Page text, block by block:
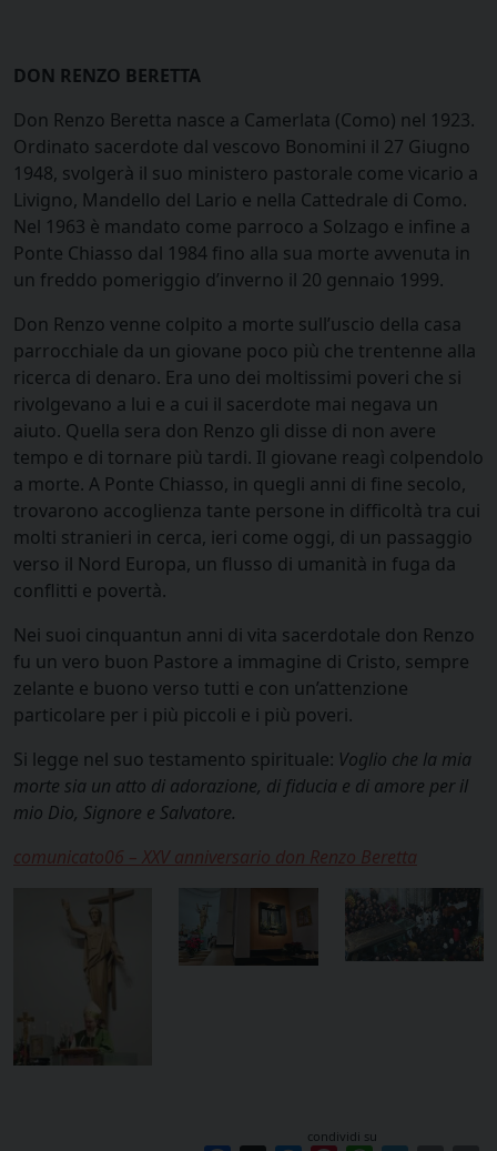
DON RENZO BERETTA
Don Renzo Beretta nasce a Camerlata (Como) nel 1923.
Ordinato sacerdote dal vescovo Bonomini il 27 Giugno
1948, svolgerà il suo ministero pastorale come vicario a
Livigno, Mandello del Lario e nella Cattedrale di Como.
Nel 1963 è mandato come parroco a Solzago e infine a
Ponte Chiasso dal 1984 fino alla sua morte avvenuta in
un freddo pomeriggio d’inverno il 20 gennaio 1999.
Don Renzo venne colpito a morte sull’uscio della casa
parrocchiale da un giovane poco più che trentenne alla
ricerca di denaro. Era uno dei moltissimi poveri che si
rivolgevano a lui e a cui il sacerdote mai negava un
aiuto. Quella sera don Renzo gli disse di non avere
tempo e di tornare più tardi. Il giovane reagì colpendolo
a morte. A Ponte Chiasso, in quegli anni di fine secolo,
trovarono accoglienza tante persone in difficoltà tra cui
molti stranieri in cerca, ieri come oggi, di un passaggio
verso il Nord Europa, un flusso di umanità in fuga da
conflitti e povertà.
Nei suoi cinquantun anni di vita sacerdotale don Renzo
fu un vero buon Pastore a immagine di Cristo, sempre
zelante e buono verso tutti e con un’attenzione
particolare per i più piccoli e i più poveri.
Si legge nel suo testamento spirituale: Voglio che la mia
morte sia un atto di adorazione, di fiducia e di amore per il
mio Dio, Signore e Salvatore.
comunicato06 – XXV anniversario don Renzo Beretta
condividi su